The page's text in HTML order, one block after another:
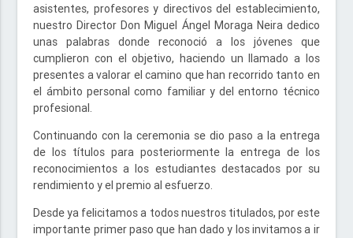
asistentes, profesores y directivos del establecimiento,
nuestro Director Don Miguel Ángel Moraga Neira dedico
unas palabras donde reconoció a los jóvenes que
cumplieron con el objetivo, haciendo un llamado a los
presentes a valorar el camino que han recorrido tanto en
el ámbito personal como familiar y del entorno técnico
profesional.
Continuando con la ceremonia se dio paso a la entrega
de los títulos para posteriormente la entrega de los
reconocimientos a los estudiantes destacados por su
rendimiento y el premio al esfuerzo.
Desde ya felicitamos a todos nuestros titulados, por este
importante primer paso que han dado y los invitamos a ir